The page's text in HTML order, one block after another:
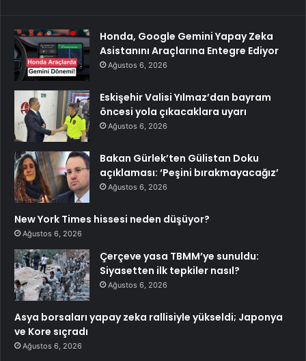
Honda, Google Gemini Yapay Zeka
Asistanını Araçlarına Entegre Ediyor
Ağustos 6, 2026
Eskişehir Valisi Yılmaz’dan bayram
öncesi yola çıkacaklara uyarı
Ağustos 6, 2026
Bakan Gürlek’ten Gülistan Doku
açıklaması: ‘Peşini bırakmayacağız’
Ağustos 6, 2026
New York Times hissesi neden düşüyor?
Ağustos 6, 2026
Çerçeve yasa TBMM’ye sunuldu:
Siyasetten ilk tepkiler nasıl?
Ağustos 6, 2026
Asya borsaları yapay zeka rallisiyle yükseldi; Japonya
ve Kore sıçradı
Ağustos 6, 2026